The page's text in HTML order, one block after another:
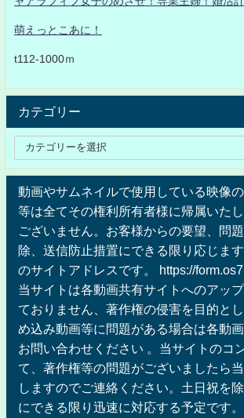
萌えっとこあに！
t112-1000ｍ
カテゴリー
動画やサムネイルで使用している映像
等は全てその権利所有者様に帰属いた
ございません。お客様からの要望、問
除、送信防止措置にできる限り応じま
のサイトアドレスです。 https://
当サイトは各動画共有サイトへのアッ
ておりません、著作権の侵害を目的と
め込み動画等に問題がある場合は各動
お問い合わせください 。当サイトのコ
て、著作権等の問題がございましたら
しますのでご連絡ください。土日祝を
にできる限り迅速に対応する予定です